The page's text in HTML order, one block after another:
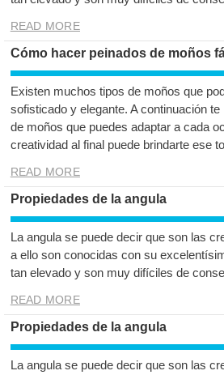
READ MORE
Cómo hacer peinados de moños
Existen muchos tipos de moños que
sofisticado y elegante. A continuación
de moños que puedes adaptar a cada
creatividad al final puede brindarte ese
READ MORE
Propiedades de la angula
La angula se puede decir que son las
a ello son conocidas con su
tan elevado y son muy difíciles de
READ MORE
Propiedades de la angula
La angula se puede decir que son las